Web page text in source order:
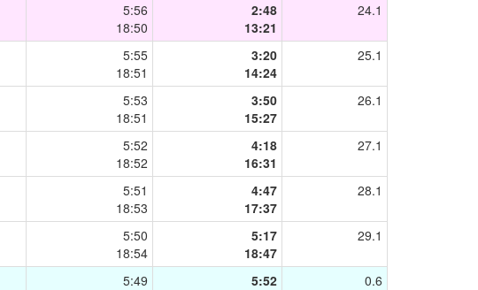
5:56
18:50
2:48
13:21
24.1
5:55
18:51
3:20
14:24
25.1
5:53
18:51
3:50
15:27
26.1
5:52
18:52
4:18
16:31
27.1
5:51
18:53
4:47
17:37
28.1
5:50
18:54
5:17
18:47
29.1
5:49
5:52
0.6